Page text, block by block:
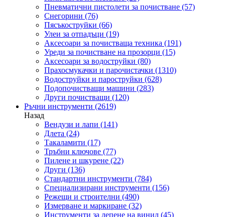
Пневматични пистолети за почистване (57)
Снегорини (76)
Пясъкоструйки (66)
Улеи за отпадъци (19)
Аксесоари за почистваща техника (191)
Уреди за почистване на прозорци (15)
Аксесоари за водоструйки (80)
Прахосмукачки и парочистачки (1310)
Водоструйки и пароструйки (628)
Подопочистващи машини (283)
Други почистващи (120)
Ръчни инструменти (2619)
Назад
Вендузи и лапи (141)
Длета (24)
Такаламити (17)
Тръбни ключове (77)
Пилене и шкурене (22)
Други (136)
Стандартни инструменти (784)
Специализирани инструменти (156)
Режещи и строителни (490)
Измерване и маркиране (32)
Инструменти за лепене на винил (45)